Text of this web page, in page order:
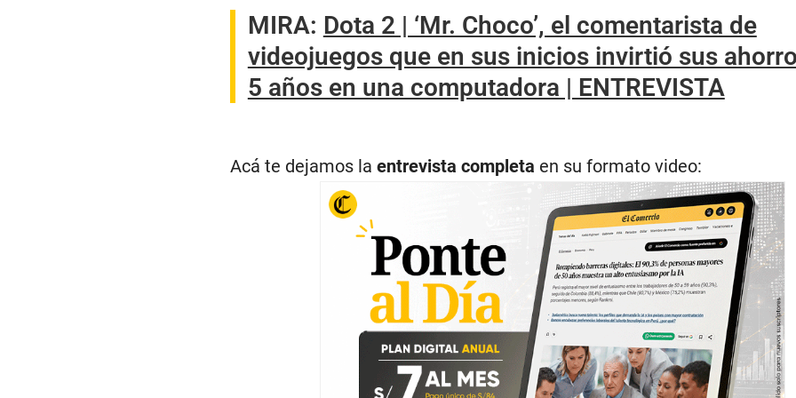
MIRA: Dota 2 | ‘Mr. Choco’, el comentarista de
videojuegos que en sus inicios invirtió sus
5 años en una computadora | ENTREVISTA
Acá te dejamos la entrevista completa en su formato video: